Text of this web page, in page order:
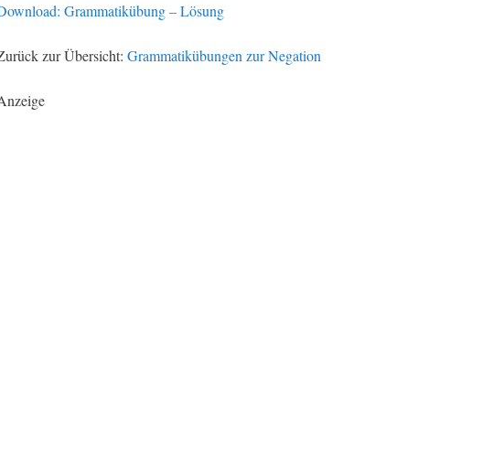
Grammatikübung – Lösung
zur Übersicht: Grammatikübungen zur Negation